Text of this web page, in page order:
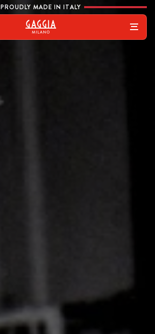
PROUDLY MADE IN ITALY
Gaggia